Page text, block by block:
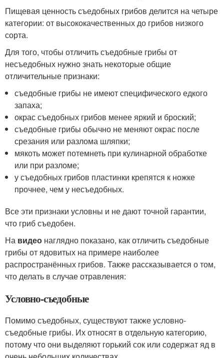
Пищевая ценность съедобных грибов делится на четыре
категории: от высококачественных до грибов низкого
сорта.
Для того, чтобы отличить съедобные грибы от
несъедобных нужно знать некоторые общие
отличительные признаки:
съедобные грибы не имеют специфического едкого
запаха;
окрас съедобных грибов менее яркий и броский;
съедобные грибы обычно не меняют окрас после
срезания или разлома шляпки;
мякоть может потемнеть при кулинарной обработке
или при разломе;
у съедобных грибов пластинки крепятся к ножке
прочнее, чем у несъедобных.
Все эти признаки условны и не дают точной гарантии,
что гриб съедобен.
На видео наглядно показано, как отличить съедобные
грибы от ядовитых на примере наиболее
распространённых грибов. Также рассказывается о том,
что делать в случае отравления:
Условно-съедобные
Помимо съедобных, существуют также условно-
съедобные грибы. Их относят в отдельную категорию,
потому что они выделяют горький сок или содержат яд в